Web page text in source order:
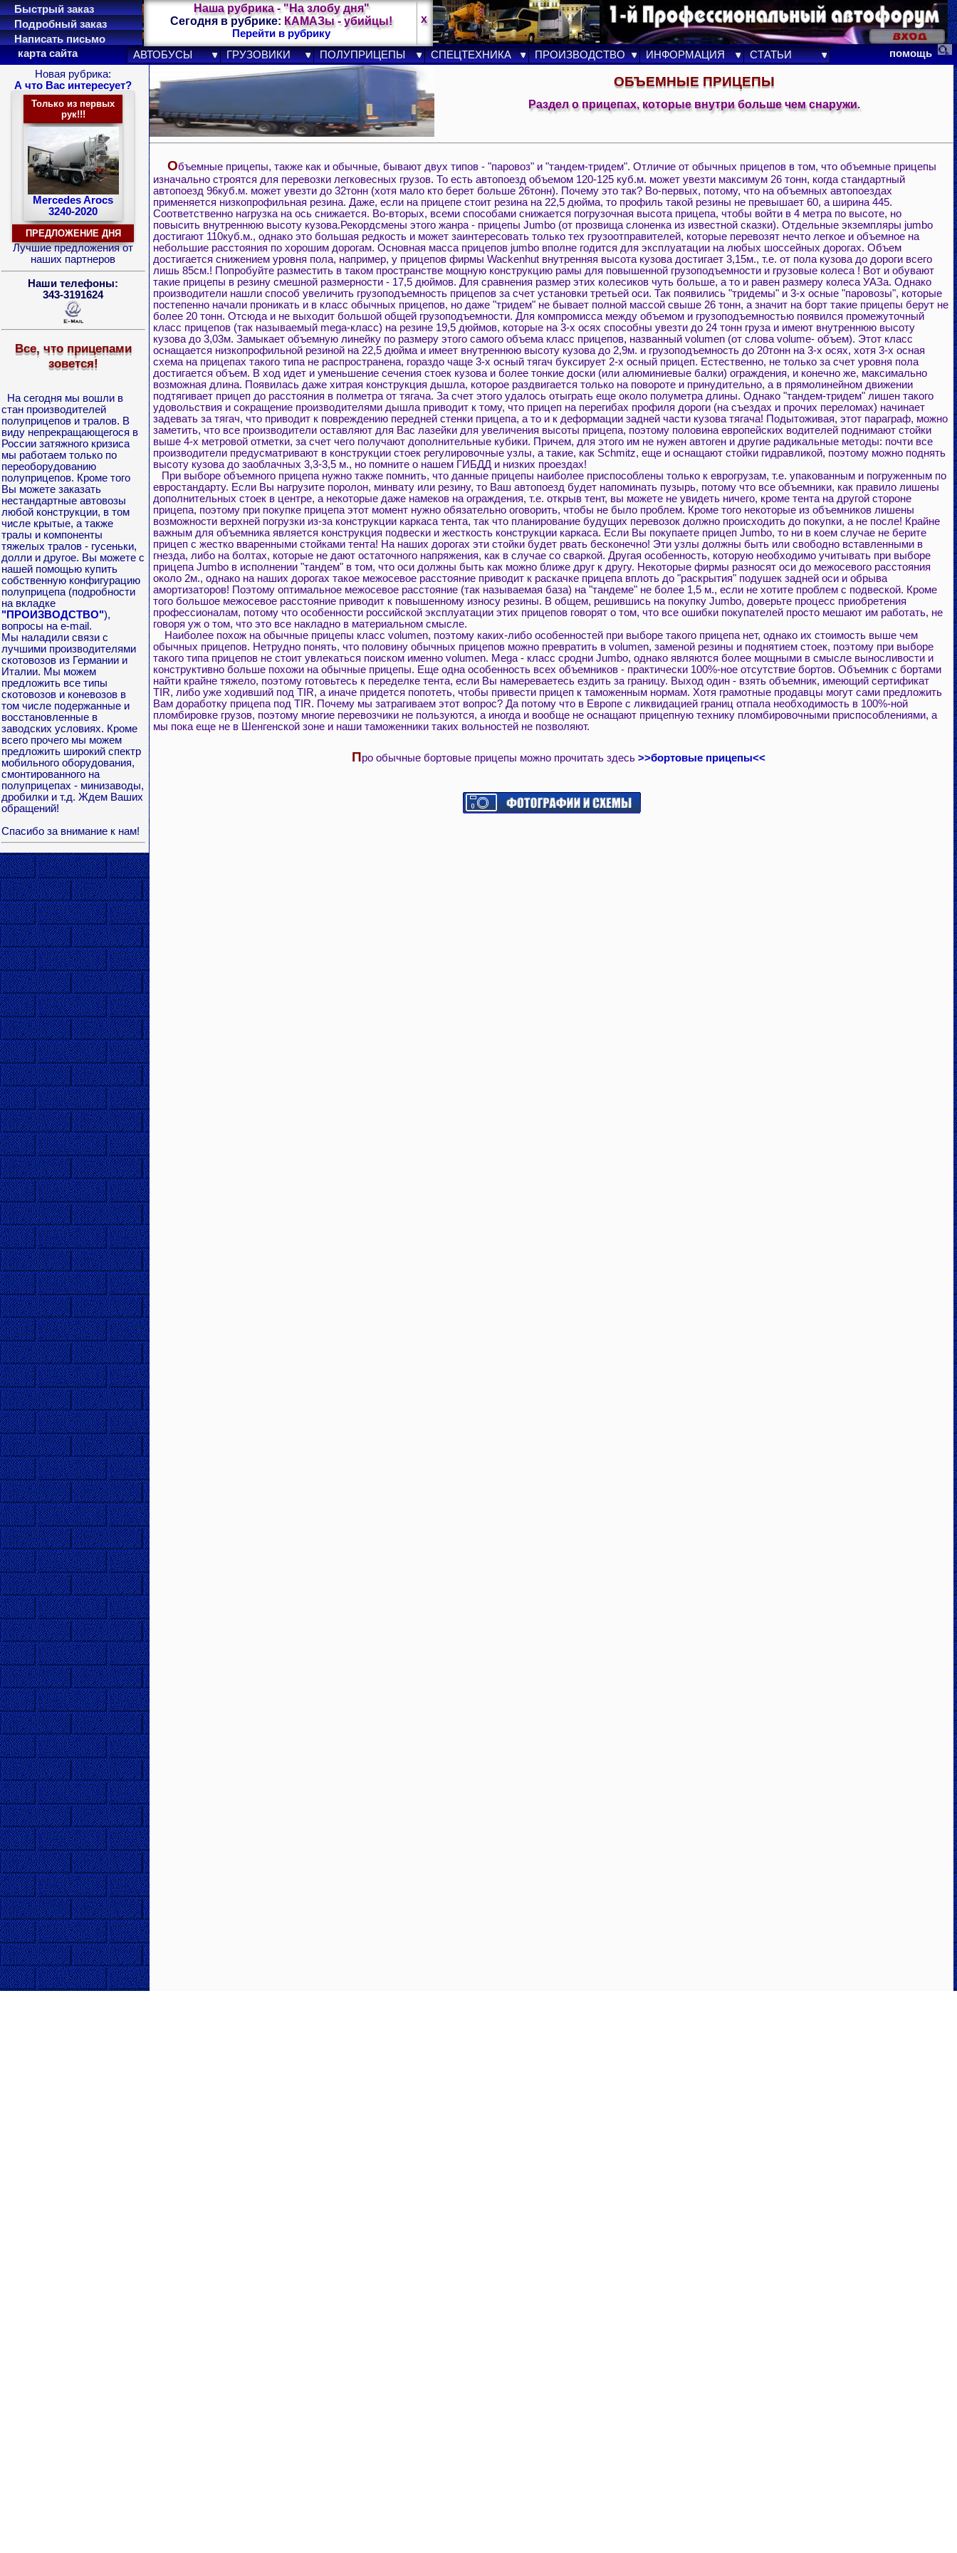
Быстрый заказ
Подробный заказ
Написать письмо
Наша рубрика - "На злобу дня"
Сегодня в рубрике: КАМАЗы - убийцы!
Перейти в рубрику
x
карта сайта
помощь
Новая рубрика:
А что Вас интересует?
Только из первых
рук!!!
Mercedes Arocs
3240-2020
ПРЕДЛОЖЕНИЕ ДНЯ
Лучшие предложения от
наших партнеров
Наши телефоны:
343-3191624
Все, что прицепами
зовется!
На сегодня мы вошли в
стан производителей
полуприцепов и тралов. В
виду непрекращающегося в
России затяжного кризиса
мы работаем только по
переоборудованию
полуприцепов. Кроме того
Вы можете заказать
нестандартные автовозы
любой конструкции, в том
числе крытые, а также
тралы и компоненты
тяжелых тралов - гусеньки,
долли и другое. Вы можете с
нашей помощью купить
собственную конфигурацию
полуприцепа (подробности
на вкладке
"ПРОИЗВОДСТВО"),
вопросы на e-mail.
Мы наладили связи с
лучшими производителями
скотовозов из Германии и
Италии. Мы можем
предложить все типы
скотовозов и коневозов в
том числе подержанные и
восстановленные в
заводских условиях. Кроме
всего прочего мы можем
предложить широкий спектр
мобильного оборудования,
смонтированного на
полуприцепах - минизаводы,
дробилки и т.д. Ждем Ваших
обращений!
Спасибо за внимание к нам!
ОБЪЕМНЫЕ ПРИЦЕПЫ
Раздел о прицепах, которые внутри больше чем снаружи.
Объемные прицепы, также как и обычные, бывают двух типов - "паровоз" и "тандем-тридем". Отличие от обычных прицепов в том, что объемные прицепы
изначально строятся для перевозки легковесных грузов. То есть автопоезд объемом 120-125 куб.м. может увезти максимум 26 тонн, когда стандартный
автопоезд 96куб.м. может увезти до 32тонн (хотя мало кто берет больше 26тонн). Почему это так? Во-первых, потому, что на объемных автопоездах
применяется низкопрофильная резина. Даже, если на прицепе стоит резина на 22,5 дюйма, то профиль такой резины не превышает 60, а ширина 445.
Соответственно нагрузка на ось снижается. Во-вторых, всеми способами снижается погрузочная высота прицепа, чтобы войти в 4 метра по высоте, но
повысить внутреннюю высоту кузова.Рекордсмены этого жанра - прицепы Jumbo (от прозвища слоненка из известной сказки). Отдельные экземпляры jumbo
достигают 110куб.м., однако это большая редкость и может заинтересовать только тех грузоотправителей, которые перевозят нечто легкое и объемное на
небольшие расстояния по хорошим дорогам. Основная масса прицепов jumbo вполне годится для эксплуатации на любых шоссейных дорогах. Объем
достигается снижением уровня пола, например, у прицепов фирмы Wackenhut внутренняя высота кузова достигает 3,15м., т.е. от пола кузова до дороги всего
лишь 85см.! Попробуйте разместить в таком пространстве мощную конструкцию рамы для повышенной грузоподъемности и грузовые колеса ! Вот и обувают
такие прицепы в резину смешной размерности - 17,5 дюймов. Для сравнения размер этих колесиков чуть больше, а то и равен размеру колеса УАЗа. Однако
производители нашли способ увеличить грузоподъемность прицепов за счет установки третьей оси. Так появились "тридемы" и 3-х осные "паровозы", которые
постепенно начали проникать и в класс обычных прицепов, но даже "тридем" не бывает полной массой свыше 26 тонн, а значит на борт такие прицепы берут не
более 20 тонн. Отсюда и не выходит большой общей грузоподъемности. Для компромисса между объемом и грузоподъемностью появился промежуточный
класс прицепов (так называемый mega-класс) на резине 19,5 дюймов, которые на 3-х осях способны увезти до 24 тонн груза и имеют внутреннюю высоту
кузова до 3,03м. Замыкает объемную линейку по размеру этого самого объема класс прицепов, названный volumen (от слова volume- объем). Этот класс
оснащается низкопрофильной резиной на 22,5 дюйма и имеет внутреннюю высоту кузова до 2,9м. и грузоподъемность до 20тонн на 3-х осях, хотя 3-х осная
схема на прицепах такого типа не распространена, гораздо чаще 3-х осный тягач буксирует 2-х осный прицеп. Естественно, не только за счет уровня пола
достигается объем. В ход идет и уменьшение сечения стоек кузова и более тонкие доски (или алюминиевые балки) ограждения, и конечно же, максимально
возможная длина. Появилась даже хитрая конструкция дышла, которое раздвигается только на повороте и принудительно, а в прямолинейном движении
подтягивает прицеп до расстояния в полметра от тягача. За счет этого удалось отыграть еще около полуметра длины. Однако "тандем-тридем" лишен такого
удовольствия и сокращение производителями дышла приводит к тому, что прицеп на перегибах профиля дороги (на съездах и прочих переломах) начинает
задевать за тягач, что приводит к повреждению передней стенки прицепа, а то и к деформации задней части кузова тягача! Подытоживая, этот параграф, можно
заметить, что все производители оставляют для Вас лазейки для увеличения высоты прицепа, поэтому половина европейских водителей поднимают стойки
выше 4-х метровой отметки, за счет чего получают дополнительные кубики. Причем, для этого им не нужен автоген и другие радикальные методы: почти все
производители предусматривают в конструкции стоек регулировочные узлы, а такие, как Schmitz, еще и оснащают стойки гидравликой, поэтому можно поднять
высоту кузова до заоблачных 3,3-3,5 м., но помните о нашем ГИБДД и низких проездах!
При выборе объемного прицепа нужно также помнить, что данные прицепы наиболее приспособлены только к еврогрузам, т.е. упакованным и погруженным по
евростандарту. Если Вы нагрузите поролон, минвату или резину, то Ваш автопоезд будет напоминать пузырь, потому что все объемники, как правило лишены
дополнительных стоек в центре, а некоторые даже намеков на ограждения, т.е. открыв тент, вы можете не увидеть ничего, кроме тента на другой стороне
прицепа, поэтому при покупке прицепа этот момент нужно обязательно оговорить, чтобы не было проблем. Кроме того некоторые из объемников лишены
возможности верхней погрузки из-за конструкции каркаса тента, так что планирование будущих перевозок должно происходить до покупки, а не после! Крайне
важным для объемника является конструкция подвески и жесткость конструкции каркаса. Если Вы покупаете прицеп Jumbo, то ни в коем случае не берите
прицеп с жестко вваренными стойками тента! На наших дорогах эти стойки будет рвать бесконечно! Эти узлы должны быть или свободно вставленными в
гнезда, либо на болтах, которые не дают остаточного напряжения, как в случае со сваркой. Другая особенность, которую необходимо учитывать при выборе
прицепа Jumbo в исполнении "тандем" в том, что оси должны быть как можно ближе друг к другу. Некоторые фирмы разносят оси до межосевого расстояния
около 2м., однако на наших дорогах такое межосевое расстояние приводит к раскачке прицепа вплоть до "раскрытия" подушек задней оси и обрыва
амортизаторов! Поэтому оптимальное межосевое расстояние (так называемая база) на "тандеме" не более 1,5 м., если не хотите проблем с подвеской. Кроме
того большое межосевое расстояние приводит к повышенному износу резины. В общем, решившись на покупку Jumbo, доверьте процесс приобретения
профессионалам, потому что особенности российской эксплуатации этих прицепов говорят о том, что все ошибки покупателей просто мешают им работать, не
говоря уж о том, что это все накладно в материальном смысле.
Наиболее похож на обычные прицепы класс volumen, поэтому каких-либо особенностей при выборе такого прицепа нет, однако их стоимость выше чем
обычных прицепов. Нетрудно понять, что половину обычных прицепов можно превратить в volumen, заменой резины и поднятием стоек, поэтому при выборе
такого типа прицепов не стоит увлекаться поиском именно volumen. Mega - класс сродни Jumbo, однако являются более мощными в смысле выносливости и
конструктивно больше похожи на обычные прицепы. Еще одна особенность всех объемников - практически 100%-ное отсутствие бортов. Объемник с бортами
найти крайне тяжело, поэтому готовьтесь к переделке тента, если Вы намереваетесь ездить за границу. Выход один - взять объемник, имеющий сертификат
TIR, либо уже ходивший под TIR, а иначе придется попотеть, чтобы привести прицеп к таможенным нормам. Хотя грамотные продавцы могут сами предложить
Вам доработку прицепа под TIR. Почему мы затрагиваем этот вопрос? Да потому что в Европе с ликвидацией границ отпала необходимость в 100%-ной
пломбировке грузов, поэтому многие перевозчики не пользуются, а иногда и вообще не оснащают прицепную технику пломбировочными приспособлениями, а
мы пока еще не в Шенгенской зоне и наши таможенники таких вольностей не позволяют.
Про обычные бортовые прицепы можно прочитать здесь >>бортовые прицепы<<
АВТОБУСЫ ГРУЗОВИКИ ПОЛУПРИЦЕПЫ СПЕЦТЕХНИКА ПРОИЗВОДСТВО ИНФОРМАЦИЯ СТАТЬИ